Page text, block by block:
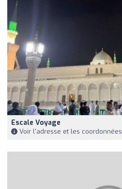
Escale Voyage
Voir l'adresse et les coordonnées